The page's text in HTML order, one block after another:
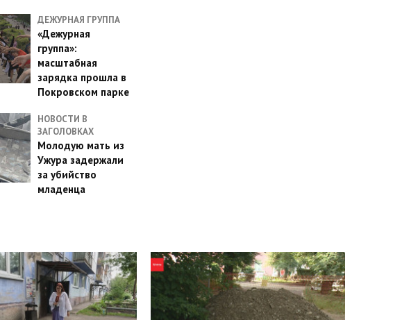
ДЕЖУРНАЯ ГРУППА
«Дежурная
группа»:
масштабная
зарядка прошла в
Покровском парке
НОВОСТИ В
ЗАГОЛОВКАХ
Молодую мать из
Ужура задержали
за убийство
младенца